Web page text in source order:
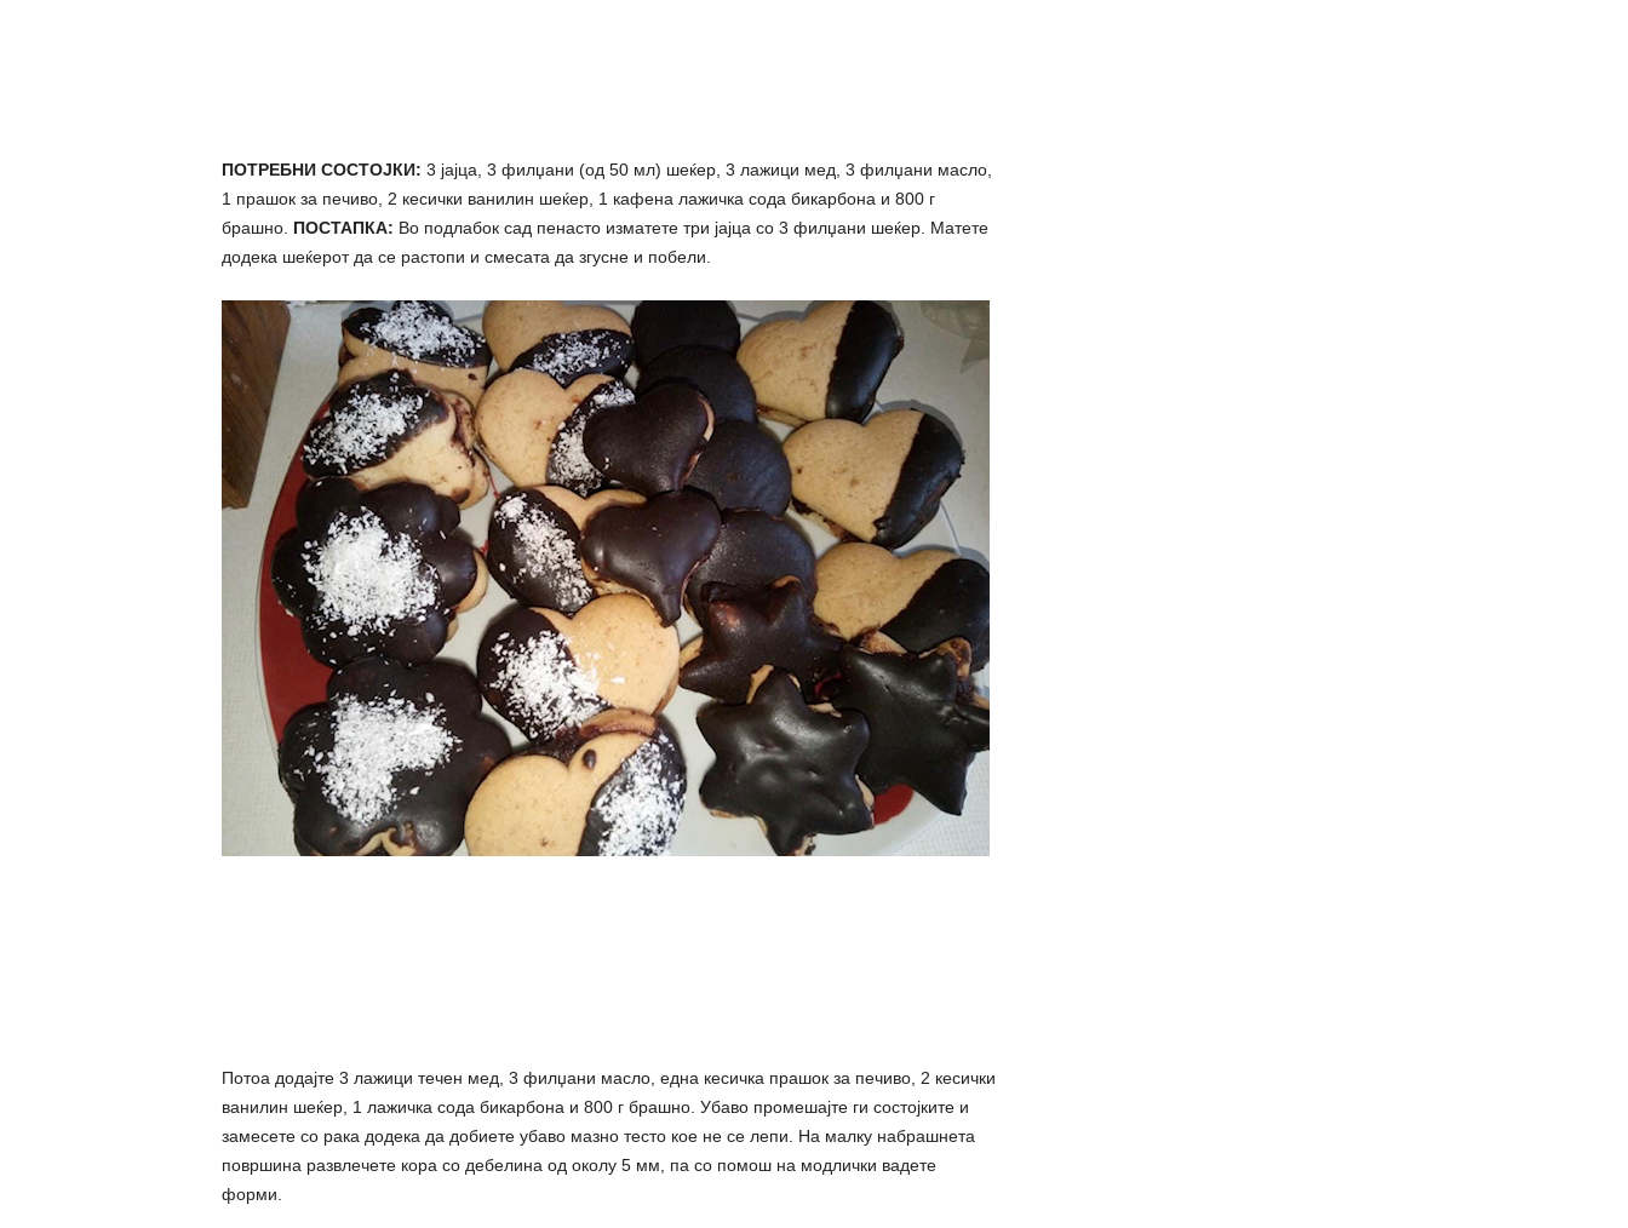
ПОТРЕБНИ СОСТОЈКИ: 3 јајца, 3 филџани (од 50 мл) шеќер, 3 лажици мед, 3 филџани масло,
1 прашок за печиво, 2 кесички ванилин шеќер, 1 кафена лажичка сода бикарбона и 800 г
брашно. ПОСТАПКА: Во подлабок сад пенасто изматете три јајца со 3 филџани шеќер. Матете
додека шеќерот да се растопи и смесата да згусне и побели.
Потоа додајте 3 лажици течен мед, 3 филџани масло, една кесичка прашок за печиво, 2 кесички
ванилин шеќер, 1 лажичка сода бикарбона и 800 г брашно. Убаво промешајте ги состојките и
замесете со рака додека да добиете убаво мазно тесто кое не се лепи. На малку набрашнета
површина развлечете кора со дебелина од околу 5 мм, па со помош на модлички вадете
форми.